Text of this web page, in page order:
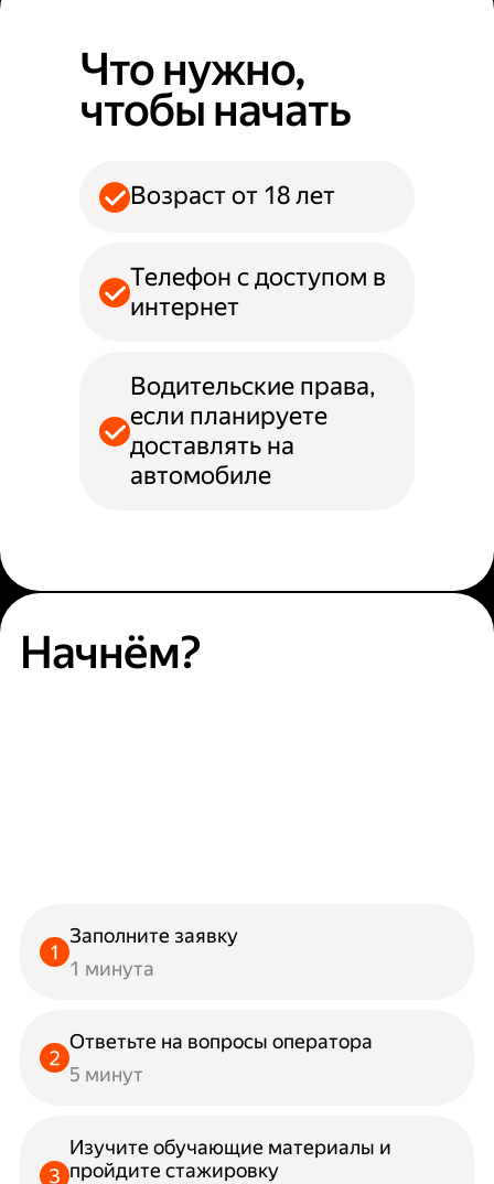
Что нужно,
чтобы начать
Возраст от 18 лет
Телефон с доступом в
интернет
Водительские права,
если планируете
доставлять на
автомобиле
Начнём?
Заполните заявку
1 минута
Ответьте на вопросы оператора
5 минут
Изучите обучающие материалы и
пройдите стажировку